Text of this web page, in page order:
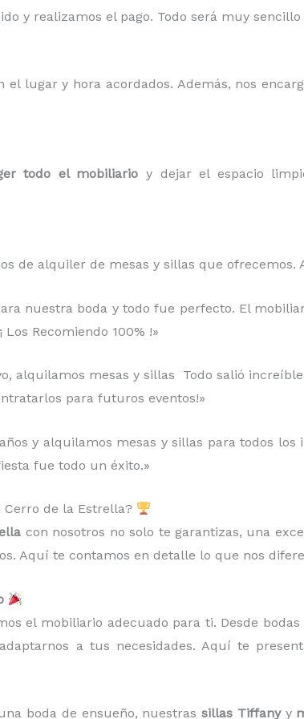
y realizamos el pago. Todo será muy sencillo
lugar y hora acordados. Además, nos
todo el mobiliario y dejar el espacio
de alquiler de mesas y sillas que ofrecemos.
nuestra boda y todo fue perfecto. El
Recomiendo 100% !»
alquilamos mesas y sillas Todo salió
para futuros eventos!»
y alquilamos mesas y sillas para todos los
fue todo un éxito.»
de la Estrella?
con nosotros no solo te garantizas, una
Aquí te contamos en detalle lo que nos
el mobiliario adecuado para ti. Desde
a tus necesidades. Aquí te
boda de ensueño, nuestrassillas Tiffanyy